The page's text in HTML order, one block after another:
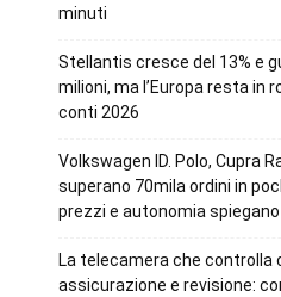
minuti
Stellantis cresce del 13% e
milioni, ma l’Europa resta in
conti 2026
Volkswagen ID. Polo, Cupra
superano 70mila ordini in
prezzi e autonomia
La telecamera che controlla
assicurazione e revisione: